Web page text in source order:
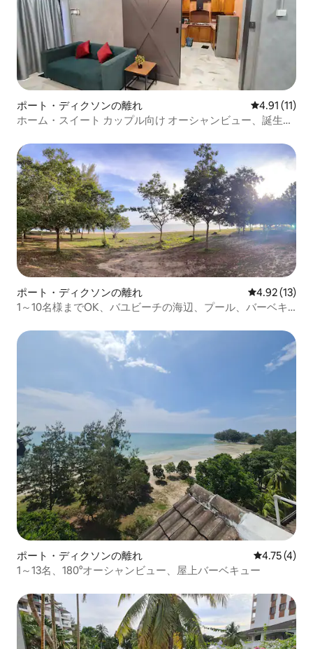
ポート・ディクソンの離れ レビュー11
4.91 (11)
ホーム・スイート カップル向け オーシャンビュー、誕生
ポート・ディクソンの離れ レビュー13
4.92 (13)
1～10名様までOK、バユビーチの海辺、プール、バーベキ
ポート・ディクソンの離れ レビュー4
4.75 (4)
1～13名、180°オーシャンビュー、屋上バーベキュー